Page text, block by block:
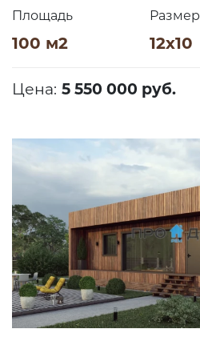
Площадь
100 м2
Размер
12х10
Цена: 5 550 000 руб.